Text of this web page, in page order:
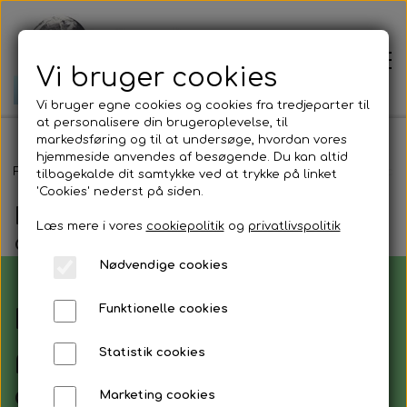
Forside
Prisliste
Jordens bevægelser
Forside Blog Den 3. advent - Lær at heale dit Sacralchakra
Den 3. advent - Lær at heale
dit Sacralchakra
Har du også et stort fokus
på, hvad andre tænker om
dig og dine handlinger?
Vi bruger cookies
Vi bruger egne cookies og cookies fra tredjeparter til
at personalisere din brugeroplevelse, til
markedsføring og til at undersøge, hvordan vores
hjemmeside anvendes af besøgende. Du kan altid
tilbagekalde dit samtykke ved at trykke på linket
'Cookies' nederst på siden.
Læs mere i vores cookiepolitikog privatlivspolitik
Nødvendige cookies
Funktionelle cookies
Statistik cookies
Marketing cookies